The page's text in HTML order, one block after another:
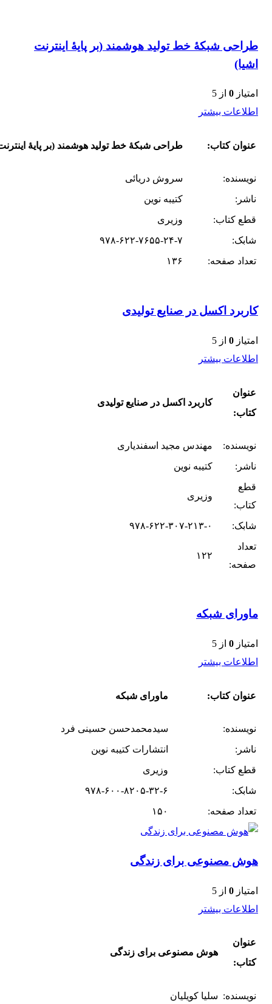
طراحی شبکۀ خط تولید هوشمند (بر پایۀ اینترنت
اشیا)
امتیاز 0 از 5
اطلاعات بیشتر
عنوان کتاب: طراحی شبکۀ خط تولید هوشمند (بر پایۀ
نویسنده:
سروش دریائی
ناشر:
کتیبه نوین
قطع کتاب:
وزیری
شابک:
۹۷۸-۶۲۲-۷۶۵۵-۲۴-۷
تعداد صفحه:
۱۳۶
کاربرد اکسل در صنایع تولیدی
امتیاز 0 از 5
اطلاعات بیشتر
عنوان
کتاب:
کاربرد اکسل در صنایع تولیدی
نویسنده:
مهندس مجید اسفندیاری
ناشر:
کتیبه نوین
قطع
کتاب:
وزیری
شابک:
۹۷۸-۶۲۲-۳۰۷-۲۱۳-۰
تعداد
صفحه:
۱۲۲
ماورای شبکه
امتیاز 0 از 5
اطلاعات بیشتر
عنوان کتاب: ماورای شبکه
نویسنده:
سید‌محمد‌حسن حسینی فرد
ناشر:
انتشارات کتیبه نوین
قطع کتاب:
وزیری
شابک:
۹۷۸-۶۰۰-۸۲۰۵-۳۲-۶
تعداد صفحه:
۱۵۰
هوش مصنوعی برای زندگی
امتیاز 0 از 5
اطلاعات بیشتر
عنوان
کتاب:
هوش مصنوعی برای زندگی
نویسنده: سلیا کویلیان